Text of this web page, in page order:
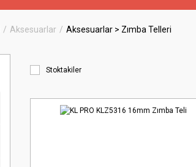
Aksesuarlar Aksesuarlar > Zımba Telleri
Stoktakiler